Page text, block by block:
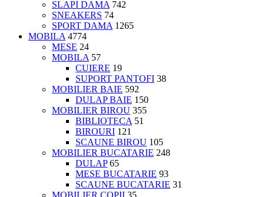
SLAPI DAMA 742
SNEAKERS 74
SPORT DAMA 1265
MOBILA 4774
MESE 24
MOBILA 57
CUIERE 19
SUPORT PANTOFI 38
MOBILIER BAIE 592
DULAP BAIE 150
MOBILIER BIROU 355
BIBLIOTECA 51
BIROURI 121
SCAUNE BIROU 105
MOBILIER BUCATARIE 248
DULAP 65
MESE BUCATARIE 93
SCAUNE BUCATARIE 31
MOBILIER COPII 35